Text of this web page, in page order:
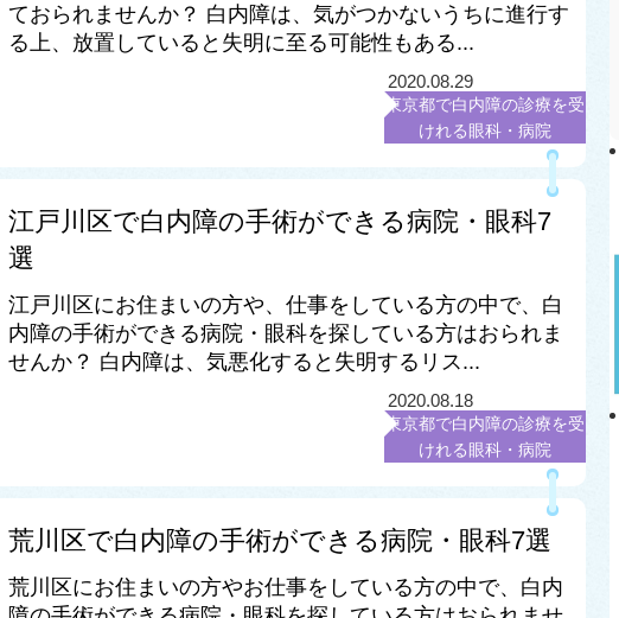
ておられませんか？ 白内障は、気がつかないうちに進行す
る上、放置していると失明に至る可能性もある...
2020.08.29
東京都で白内障の診療を受
けれる眼科・病院
江戸川区で白内障の手術ができる病院・眼科7
選
江戸川区にお住まいの方や、仕事をしている方の中で、白
内障の手術ができる病院・眼科を探している方はおられま
せんか？ 白内障は、気悪化すると失明するリス...
2020.08.18
東京都で白内障の診療を受
けれる眼科・病院
荒川区で白内障の手術ができる病院・眼科7選
荒川区にお住まいの方やお仕事をしている方の中で、白内